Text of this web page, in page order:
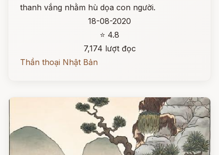
thanh vắng nhằm hù dọa con người.
18-08-2020
⭐ 4.8
7,174 lượt đọc
Thần thoại Nhật Bản